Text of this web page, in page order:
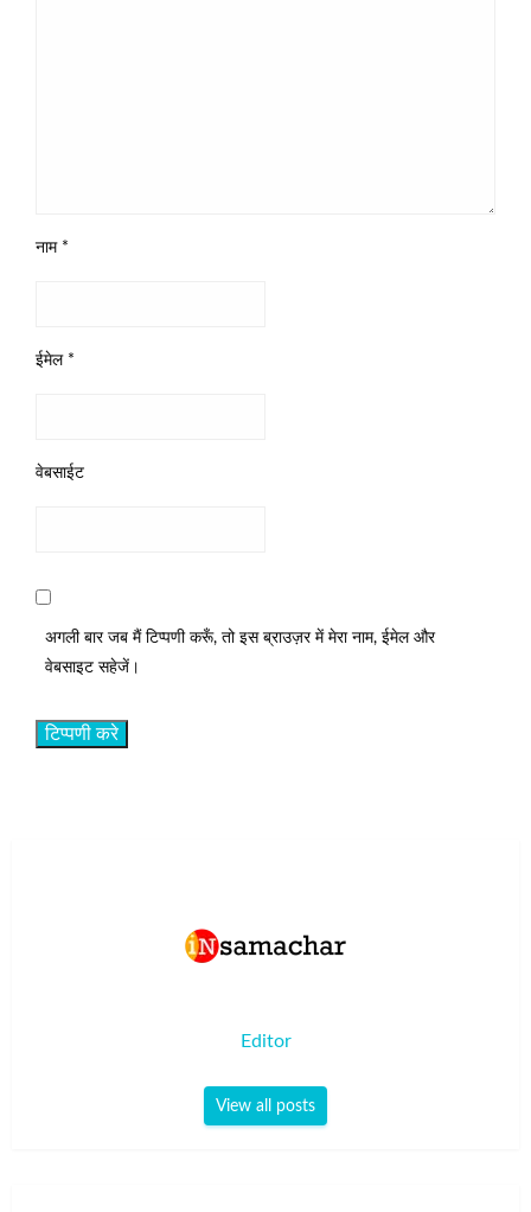
नाम *
ईमेल *
वेबसाईट
अगली बार जब मैं टिप्पणी करूँ, तो इस ब्राउज़र में मेरा नाम, ईमेल और
वेबसाइट सहेजें।
Editor
View all posts